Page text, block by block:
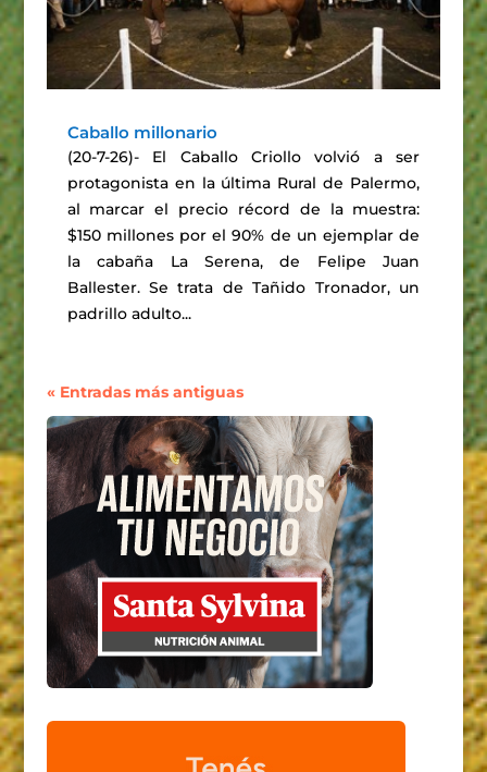
Caballo millonario
(20-7-26)- El Caballo Criollo volvió a ser
protagonista en la última Rural de Palermo,
al marcar el precio récord de la muestra:
$150 millones por el 90% de un ejemplar de
la cabaña La Serena, de Felipe Juan
Ballester. Se trata de Tañido Tronador, un
padrillo adulto...
« Entradas más antiguas